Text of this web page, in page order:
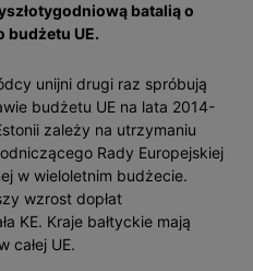
batalią o
budżetu UE.
unijni drugi raz spróbują
budżetu UE na lata 2014-
zależy na utrzymaniu
Rady Europejskiej
w wieloletnim budżecie.
wzrost dopłat
KE. Kraje bałtyckie mają
całej UE.